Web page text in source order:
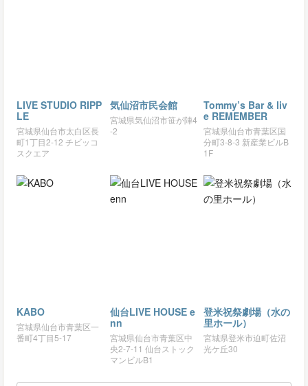
LIVE STUDIO RIPP
LE
宮城県仙台市太白区長
町1丁目2-12 チビッコ
スクエア
気仙沼市民会館
宮城県気仙沼市笹が陣4
-2
Tommy’s Bar & liv
e REMEMBER
宮城県仙台市青葉区国
分町3-8-3 新産業ビルB
1F
KABO
宮城県仙台市青葉区一
番町4丁目5-17
仙台LIVE HOUSE e
nn
宮城県仙台市青葉区中
央2-7-11 仙台ストック
マンビルB1
登米祝祭劇場（水の
里ホール）
宮城県登米市迫町佐沼
光ケ丘30